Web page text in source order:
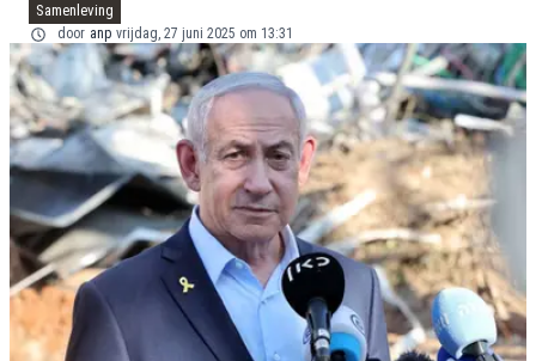
Samenleving
door anp vrijdag, 27 juni 2025 om 13:31